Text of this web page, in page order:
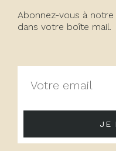
Abonnez-vous à
dans votre boîte mail.
JE